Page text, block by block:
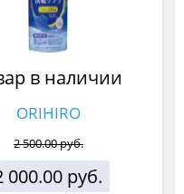
в наличии
ORIHIRO
2 500.00 руб.
000.00 руб.